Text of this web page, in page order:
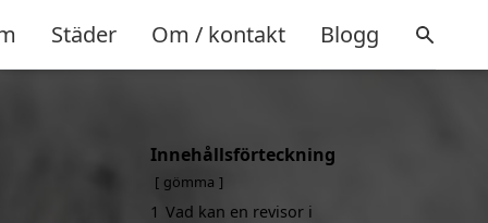
Städer Om / kontakt Blogg
Innehållsförteckning
gömma
1 Vad kan en revisor i